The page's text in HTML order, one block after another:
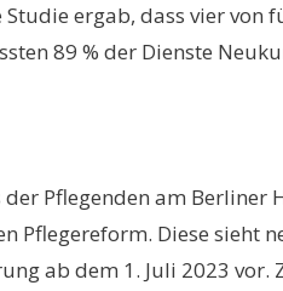
ergab, dass vier
89 % der Dienste
Pflegenden am
Diese sieht
ab dem 1. Juli 2023